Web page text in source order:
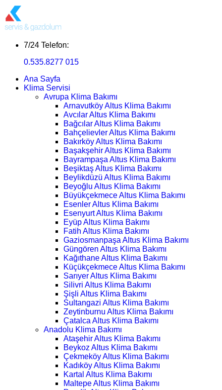
7/24 Telefon:
0.535.8277 015
Ana Sayfa
Klima Servisi
Avrupa Klima Bakımı
Arnavutköy Altus Klima Bakımı
Avcılar Altus Klima Bakımı
Bağcılar Altus Klima Bakımı
Bahçelievler Altus Klima Bakımı
Bakırköy Altus Klima Bakımı
Başakşehir Altus Klima Bakımı
Bayrampaşa Altus Klima Bakımı
Beşiktaş Altus Klima Bakımı
Beylikdüzü Altus Klima Bakımı
Beyoğlu Altus Klima Bakımı
Büyükçekmece Altus Klima Bakımı
Esenler Altus Klima Bakımı
Esenyurt Altus Klima Bakımı
Eyüp Altus Klima Bakımı
Fatih Altus Klima Bakımı
Gaziosmanpaşa Altus Klima Bakımı
Güngören Altus Klima Bakımı
Kağıthane Altus Klima Bakımı
Küçükçekmece Altus Klima Bakımı
Sarıyer Altus Klima Bakımı
Silivri Altus Klima Bakımı
Şişli Altus Klima Bakımı
Sultangazi Altus Klima Bakımı
Zeytinburnu Altus Klima Bakımı
Çatalca Altus Klima Bakımı
Anadolu Klima Bakımı
Ataşehir Altus Klima Bakımı
Beykoz Altus Klima Bakımı
Çekmeköy Altus Klima Bakımı
Kadıköy Altus Klima Bakımı
Kartal Altus Klima Bakımı
Maltepe Altus Klima Bakımı